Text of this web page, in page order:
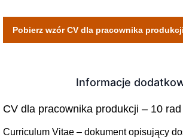
Pobierz wzór CV dla pracownika
Informacje
CV dla pracownika produkcji – 10 rad
Curriculum Vitae – dokument opisujący